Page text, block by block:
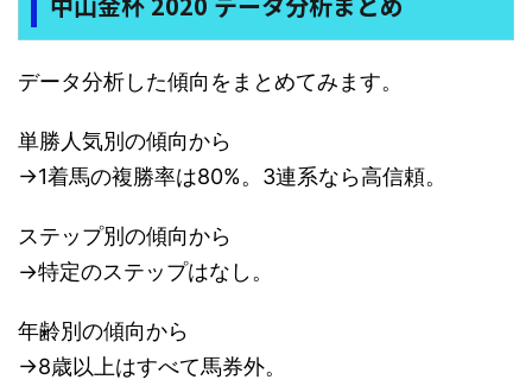
データ分析した傾向をまとめてみます。
単勝人気別の傾向から
→1着馬の複勝率は80%。3連系なら高信頼。
ステップ別の傾向から
→特定のステップはなし。
年齢別の傾向から
→8歳以上はすべて馬券外。